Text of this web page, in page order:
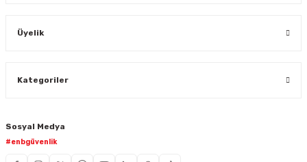
Üyelik
Kategoriler
Sosyal Medya
#enbgüvenlik